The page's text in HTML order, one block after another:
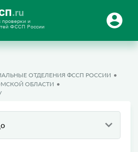
.ru
проверки и
ФССП России
ОТДЕЛЕНИЯ ФССП РОССИИ
ОБЛАСТИ